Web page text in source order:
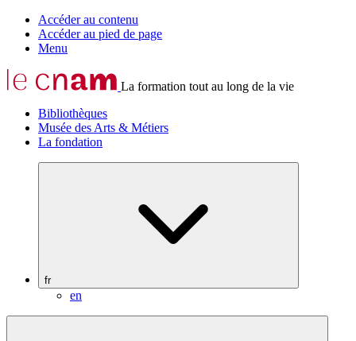
Accéder au contenu
Accéder au pied de page
Menu
La formation tout au long de la vie
Bibliothèques
Musée des Arts & Métiers
La fondation
fr
en